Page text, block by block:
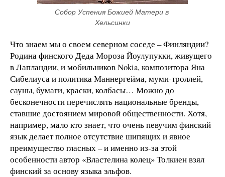
Собор Успения Божией Матери в
Хельсинки
Что знаем мы о своем северном соседе – Финляндии?
Родина финского Деда Мороза Йоулупукки, живущего
в Лапландии, и мобильников Nokia, композитора Яна
Сибелиуса и политика Маннергейма, муми-троллей,
сауны, бумаги, краски, колбасы… Можно до
бесконечности перечислять национальные бренды,
ставшие достоянием мировой общественности. Хотя,
например, мало кто знает, что очень певучим финский
язык делает полное отсутствие шипящих и явное
преимущество гласных – и именно из-за этой
особенности автор «Властелина колец» Толкиен взял
финский за основу языка эльфов.